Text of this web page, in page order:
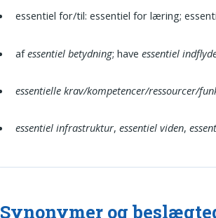
essentiel for/til: essentiel for læring;
afessentiel betydning; haveessentiel
essentielle krav/kompetencer/ressourcer/
essentiel infrastruktur,essentiel viden,
Synonymer og